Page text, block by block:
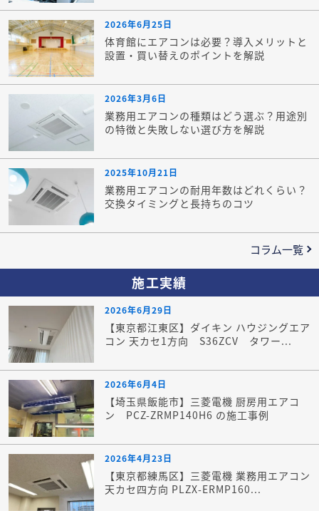
2026年6月25日
体育館にエアコンは必要？導入メリットと
設置・買い替えのポイントを解説
2026年3月6日
業務用エアコンの種類はどう選ぶ？用途別
の特徴と失敗しない選び方を解説
2025年10月21日
業務用エアコンの耐用年数はどれくらい？
交換タイミングと長持ちのコツ
コラム一覧
施工実績
2026年6月29日
【東京都江東区】ダイキン ハウジングエア
コン 天カセ1方向 S36ZCV タワー...
2026年6月4日
【埼玉県飯能市】三菱電機 厨房用エアコ
ン PCZ-ZRMP140H6 の施工事例
2026年4月23日
【東京都練馬区】三菱電機 業務用エアコン
天カセ四方向 PLZX-ERMP160...